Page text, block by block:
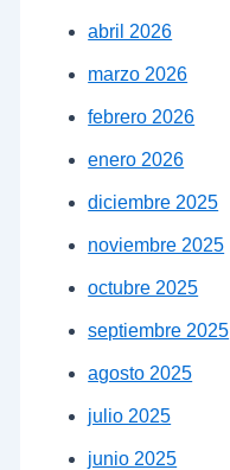
abril 2026
marzo 2026
febrero 2026
enero 2026
diciembre 2025
noviembre 2025
octubre 2025
septiembre 2025
agosto 2025
julio 2025
junio 2025